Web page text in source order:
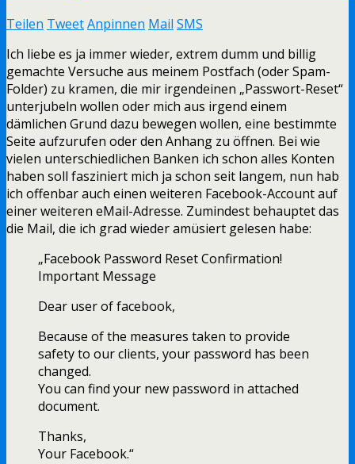
Teilen TweetAnpinnen Mail SMS
Ich liebe es ja immer wieder, extrem dumm und billig
gemachte Versuche aus meinem Postfach (oder Spam-
Folder) zu kramen, die mir irgendeinen „Passwort-Reset“
unterjubeln wollen oder mich aus irgend einem
dämlichen Grund dazu bewegen wollen, eine bestimmte
Seite aufzurufen oder den Anhang zu öffnen. Bei wie
vielen unterschiedlichen Banken ich schon alles Konten
haben soll fasziniert mich ja schon seit langem, nun hab
ich offenbar auch einen weiteren Facebook-Account auf
einer weiteren eMail-Adresse. Zumindest behauptet das
die Mail, die ich grad wieder amüsiert gelesen habe:
„Facebook Password Reset Confirmation!
Important Message
Dear user of facebook,
Because of the measures taken to provide
safety to our clients, your password has been
changed.
You can find your new password in attached
document.
Thanks,
Your Facebook.“